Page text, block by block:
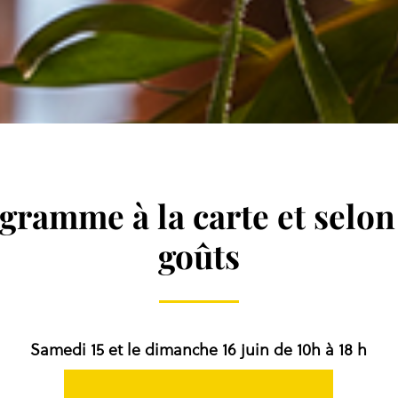
à la carte et
goûts
Samedi 15 et le dimanche 16 juin de 10h à 18 h